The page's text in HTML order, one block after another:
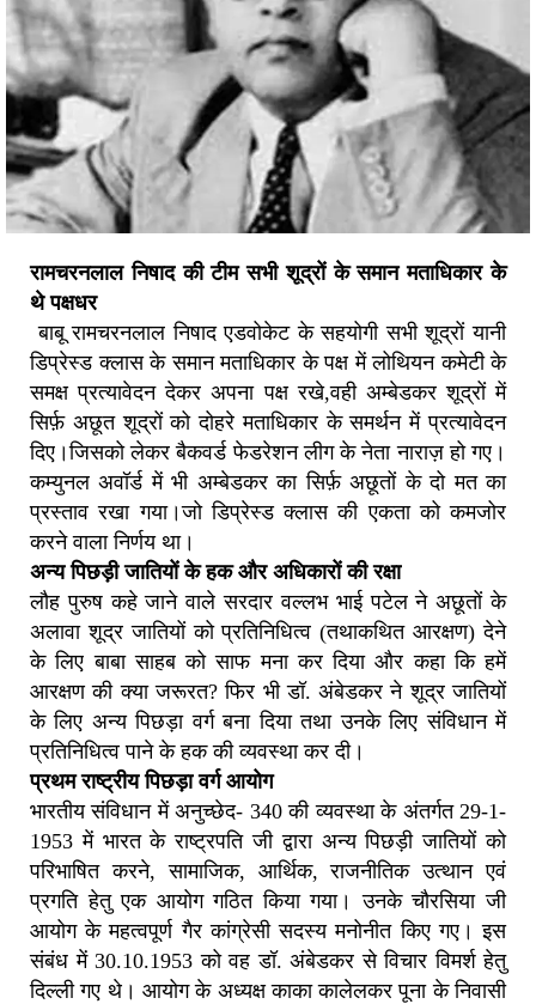
रामचरनलाल निषाद की टीम सभी शूद्रों के समान मताधिकार के
थे पक्षधर
बाबू रामचरनलाल निषाद एडवोकेट के सहयोगी सभी शूद्रों यानी
डिप्रेस्ड क्लास के समान मताधिकार के पक्ष में लोथियन कमेटी के
समक्ष प्रत्यावेदन देकर अपना पक्ष रखे,वही अम्बेडकर शूद्रों में
सिर्फ़ अछूत शूद्रों को दोहरे मताधिकार के समर्थन में प्रत्यावेदन
दिए।जिसको लेकर बैकवर्ड फेडरेशन लीग के नेता नाराज़ हो गए।
कम्युनल अवॉर्ड में भी अम्बेडकर का सिर्फ़ अछूतों के दो मत का
प्रस्ताव रखा गया।जो डिप्रेस्ड क्लास की एकता को कमजोर
करने वाला निर्णय था।
अन्य पिछड़ी जातियों के हक और अधिकारों की रक्षा
लौह पुरुष कहे जाने वाले सरदार वल्लभ भाई पटेल ने अछूतों के
अलावा शूद्र जातियों को प्रतिनिधित्व (तथाकथित आरक्षण) देने
के लिए बाबा साहब को साफ मना कर दिया और कहा कि हमें
आरक्षण की क्या जरूरत? फिर भी डॉ. अंबेडकर ने शूद्र जातियों
के लिए अन्य पिछड़ा वर्ग बना दिया तथा उनके लिए संविधान में
प्रतिनिधित्व पाने के हक की व्यवस्था कर दी।
प्रथम राष्ट्रीय पिछड़ा वर्ग आयोग
भारतीय संविधान में अनुच्छेद- 340 की व्यवस्था के अंतर्गत 29-1-
1953 में भारत के राष्ट्रपति जी द्वारा अन्य पिछड़ी जातियों को
परिभाषित करने, सामाजिक, आर्थिक, राजनीतिक उत्थान एवं
प्रगति हेतु एक आयोग गठित किया गया। उनके चौरसिया जी
आयोग के महत्वपूर्ण गैर कांग्रेसी सदस्य मनोनीत किए गए। इस
संबंध में 30.10.1953 को वह डॉ. अंबेडकर से विचार विमर्श हेतु
दिल्ली गए थे। आयोग के अध्यक्ष काका कालेलकर पूना के निवासी